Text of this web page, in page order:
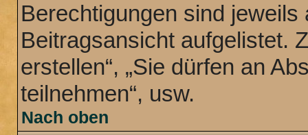
Berechtigungen sind
Beitragsansicht aufgelistet.
erstellen“, „Sie dürfen an
teilnehmen“, usw.
Nach oben